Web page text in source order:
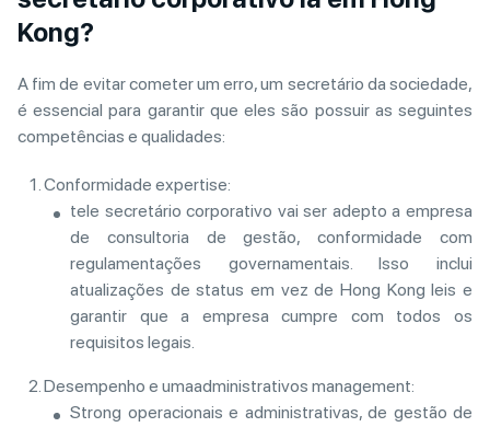
Kong?
A fim de evitar cometer um erro, um secretário da sociedade,
é essencial para garantir que eles são possuir as seguintes
competências e qualidades:
Conformidade expertise:
tele secretário corporativo vai ser adepto a empresa
de consultoria de gestão, conformidade com
regulamentações governamentais. Isso inclui
atualizações de status em vez de Hong Kong leis e
garantir que a empresa cumpre com todos os
requisitos legais.
Desempenho e umaadministrativos management:
Strong operacionais e administrativas, de gestão de